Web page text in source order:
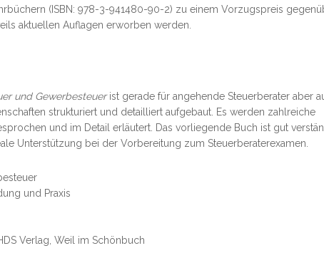
(ISBN: 978-3-941480-90-2) zu einem Vorzugspreis
aktuellen Auflagen erworben werden.
und Gewerbesteuerist gerade für angehende Steuerberater aber
strukturiert und detailliert aufgebaut. Es werden zahlreiche
und im Detail erläutert. Das vorliegende Buch ist gut
Unterstützung bei der Vorbereitung zum Steuerberaterexamen.
und Praxis
Verlag, Weil im Schönbuch